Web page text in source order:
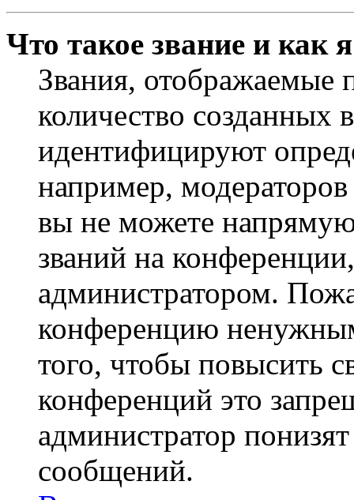
Что такое звание и как
Звания,
количество
идентифицируют
например,
вы не можете
званий на
администратором.
конференцию
того, чтобы повысить
конференций это
администратор
сообщений.